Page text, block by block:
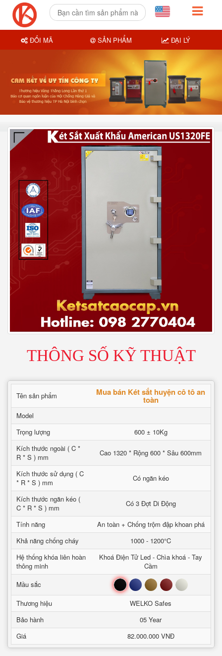
THÔNG SỐ KỸ THUẬT
Tên sản phẩm Mua bán Két sắt huyện cô tô an
toàn
Model
Trọng lượng
600 ± 10Kg
Kích thước ngoài ( C *
R * S ) mm
Cao 1320 * Rộng 600 * Sâu 600mm
Kích thước sử dụng ( C
* R * S ) mm
Có ngăn kéo
Kích thước ngăn kéo (
C * R * S ) mm
Có 3 Đợt Di Động
Tính năng
An toàn + Chống trộm đập khoan phá
Khả năng chống cháy
1000 - 1200°C
Hệ thống khóa liên hoàn
thông minh
Khoá Điện Tử Led - Chìa khoá - Tay
Cầm
Mầu sắc
Đen Xanh Nâu Đỏ Trắng
Thương hiệu
WELKO Safes
Bảo hành
05 Year
Giá
82.000.000 VNĐ
ĐỔI MÃ SẢN PHẨM ĐẠI LÝ